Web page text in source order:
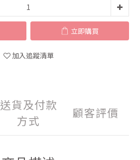
立即購買
加入追蹤清單
送貨及付款
方式
顧客評價